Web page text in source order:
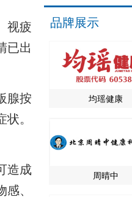
视疲
已出
腺按
。
造成
、
品牌展示
均瑶健康
周晴中